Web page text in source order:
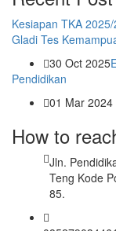
Kesiapan TKA
Gladi Tes
30 Oct 2025
Pendidikan
01 Mar 2024
How to
Jln.
Teng Kode
85.